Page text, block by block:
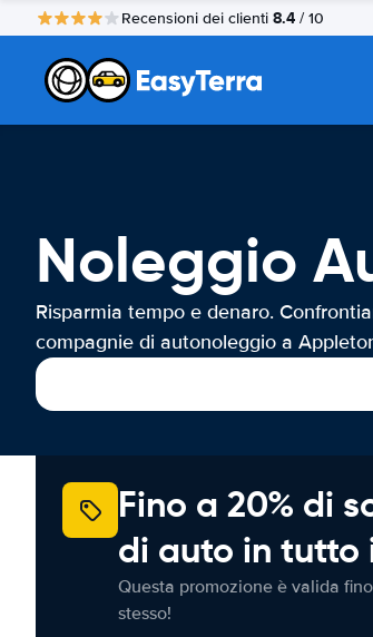
Recensioni dei clienti 8.4 / 10
Noleggio
Risparmia tempo e denaro.
compagnie di autonoleggio a
Fino a 20% di
di auto in tutto
Questa promozione è valida
stesso!